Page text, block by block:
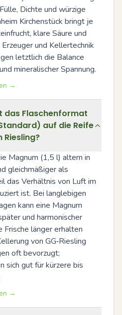
Dichte und würzige
Kirchenstück bringt je
klare Säure und
und Kellertechnik
letztlich die Balance
mineralischer Spannung.
→
das Flaschenformat
auf die Reife
Riesling?
Magnum (1,5 l) altern in
gleichmäßiger als
das Verhältnis von Luft im
ist. Bei langlebigen
kann eine Magnum
und harmonischer
länger erhalten
von GG‑Riesling
oft bevorzugt;
sich gut für kürzere bis
→